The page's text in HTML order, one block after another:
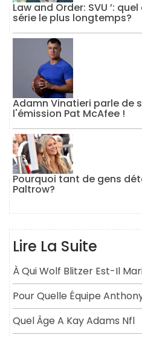
Law and Order: SVU ’:
série le plus longtemps?
Adamn Vinatieri parle de
l'émission Pat McAfee !
Pourquoi tant de gens
Paltrow?
Lire La Suite
À Qui Wolf Blitzer Est-Il
Pour Quelle Équipe
Quel Âge A Kay Adams Nfl